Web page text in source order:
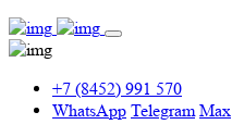
+7 (8452) 991 570
WhatsApp Telegram Max